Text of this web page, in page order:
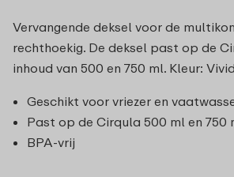
Vervangende deksel voor de
rechthoekig. De deksel past op de
inhoud van 500 en 750 ml. Kleur:
Geschikt voor vriezer en
Past op de Cirqula 500 ml en 750
BPA-vrij